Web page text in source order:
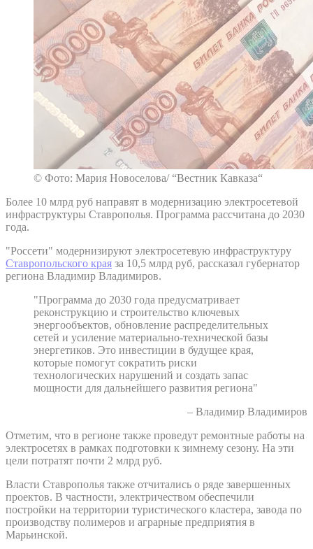
© Фото: Мария Новоселова/ “Вестник Кавказа“
Более 10 млрд руб направят в модернизацию электросетевой
инфраструктуры Ставрополья. Программа рассчитана до 2030
года.
"Россети" модернизируют электросетевую инфраструктуру
Ставропольского края за 10,5 млрд руб, рассказал губернатор
региона Владимир Владимиров.
"Программа до 2030 года предусматривает
реконструкцию и строительство ключевых
энергообъектов, обновление распределительных
сетей и усиление материально-технической базы
энергетиков. Это инвестиции в будущее края,
которые помогут сократить риски
технологических нарушений и создать запас
мощности для дальнейшего развития региона"
– Владимир Владимиров
Отметим, что в регионе также проведут ремонтные работы на
электросетях в рамках подготовки к зимнему сезону. На эти
цели потратят почти 2 млрд руб.
Власти Ставрополья также отчитались о ряде завершенных
проектов. В частности, электричеством обеспечили
постройки на территории туристического кластера, завода по
производству полимеров и аграрные предприятия в
Марьинской.